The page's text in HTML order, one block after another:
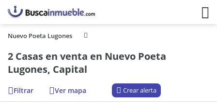
Nuevo Poeta Lugones
2 Casas en venta en Nuevo Poeta
Lugones, Capital
Filtrar Ver mapa Crear alerta